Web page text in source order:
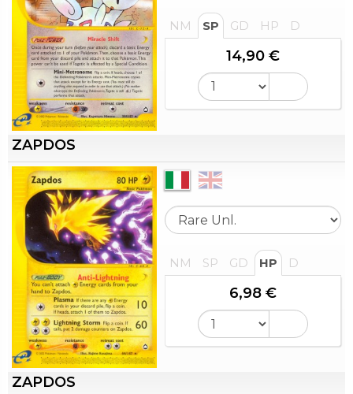
NM SP GD HP D
14,90 €
ZAPDOS
NM SP GD HP D
6,98 €
ZAPDOS